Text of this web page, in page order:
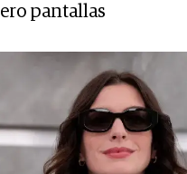
pantallas